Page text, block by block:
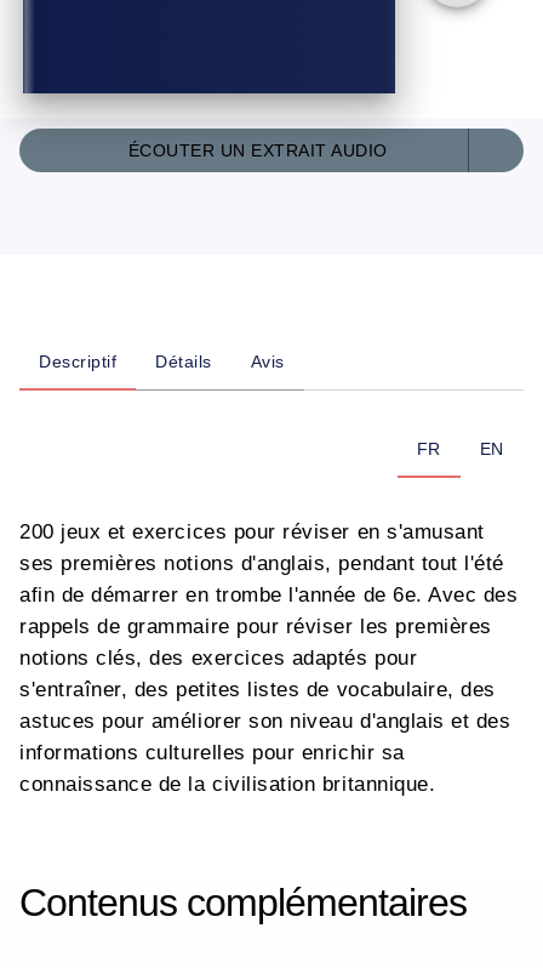
ÉCOUTER UN EXTRAIT AUDIO
Descriptif Détails Avis
FR EN
200 jeux et exercices pour réviser en s'amusant
ses premières notions d'anglais, pendant tout l'été
afin de démarrer en trombe l'année de 6e. Avec des
rappels de grammaire pour réviser les premières
notions clés, des exercices adaptés pour
s'entraîner, des petites listes de vocabulaire, des
astuces pour améliorer son niveau d'anglais et des
informations culturelles pour enrichir sa
connaissance de la civilisation britannique.
Contenus complémentaires